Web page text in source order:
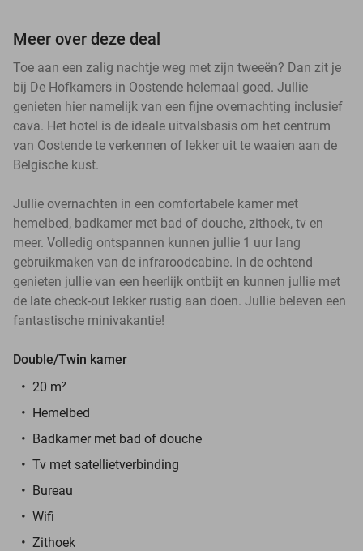
Meer over deze deal
Toe aan een zalig nachtje weg met zijn tweeën? Dan zit je
bij De Hofkamers in Oostende helemaal goed. Jullie
genieten hier namelijk van een fijne overnachting inclusief
cava. Het hotel is de ideale uitvalsbasis om het centrum
van Oostende te verkennen of lekker uit te waaien aan de
Belgische kust.
Jullie overnachten in een comfortabele kamer met
hemelbed, badkamer met bad of douche, zithoek, tv en
meer. Volledig ontspannen kunnen jullie 1 uur lang
gebruikmaken van de infraroodcabine. In de ochtend
genieten jullie van een heerlijk ontbijt en kunnen jullie met
de late check-out lekker rustig aan doen. Jullie beleven een
fantastische minivakantie!
Double/Twin kamer
20 m²
Hemelbed
Badkamer met bad of douche
Tv met satellietverbinding
Bureau
Wifi
Zithoek